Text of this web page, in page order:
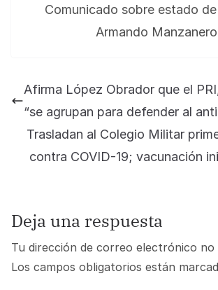
Comunicado sobre estado
Armando Manzanero
Afirma López Obrador que el
“se agrupan para defender al
Trasladan al Colegio Militar
contra COVID-19; vacunación
Deja una respuesta
Tu dirección de correo electrónico no
Los campos obligatorios están